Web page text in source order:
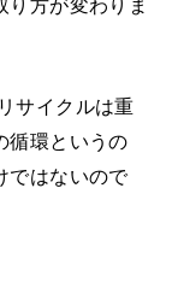
サイクルは重
循環というの
ではないので